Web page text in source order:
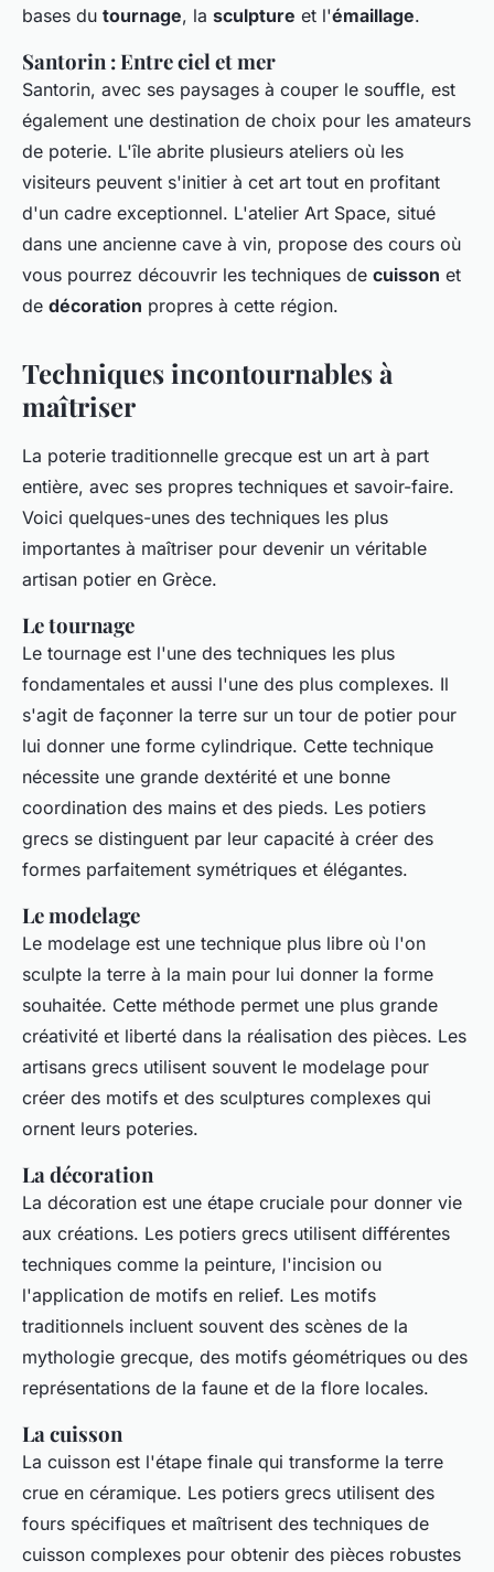
bases du tournage, la sculpture et l'émaillage.
Santorin : Entre ciel et mer
Santorin, avec ses paysages à couper le souffle, est
également une destination de choix pour les amateurs
de poterie. L'île abrite plusieurs ateliers où les
visiteurs peuvent s'initier à cet art tout en profitant
d'un cadre exceptionnel. L'atelier Art Space, situé
dans une ancienne cave à vin, propose des cours où
vous pourrez découvrir les techniques de cuisson et
de décoration propres à cette région.
Techniques incontournables à
maîtriser
La poterie traditionnelle grecque est un art à part
entière, avec ses propres techniques et savoir-faire.
Voici quelques-unes des techniques les plus
importantes à maîtriser pour devenir un véritable
artisan potier en Grèce.
Le tournage
Le tournage est l'une des techniques les plus
fondamentales et aussi l'une des plus complexes. Il
s'agit de façonner la terre sur un tour de potier pour
lui donner une forme cylindrique. Cette technique
nécessite une grande dextérité et une bonne
coordination des mains et des pieds. Les potiers
grecs se distinguent par leur capacité à créer des
formes parfaitement symétriques et élégantes.
Le modelage
Le modelage est une technique plus libre où l'on
sculpte la terre à la main pour lui donner la forme
souhaitée. Cette méthode permet une plus grande
créativité et liberté dans la réalisation des pièces. Les
artisans grecs utilisent souvent le modelage pour
créer des motifs et des sculptures complexes qui
ornent leurs poteries.
La décoration
La décoration est une étape cruciale pour donner vie
aux créations. Les potiers grecs utilisent différentes
techniques comme la peinture, l'incision ou
l'application de motifs en relief. Les motifs
traditionnels incluent souvent des scènes de la
mythologie grecque, des motifs géométriques ou des
représentations de la faune et de la flore locales.
La cuisson
La cuisson est l'étape finale qui transforme la terre
crue en céramique. Les potiers grecs utilisent des
fours spécifiques et maîtrisent des techniques de
cuisson complexes pour obtenir des pièces robustes